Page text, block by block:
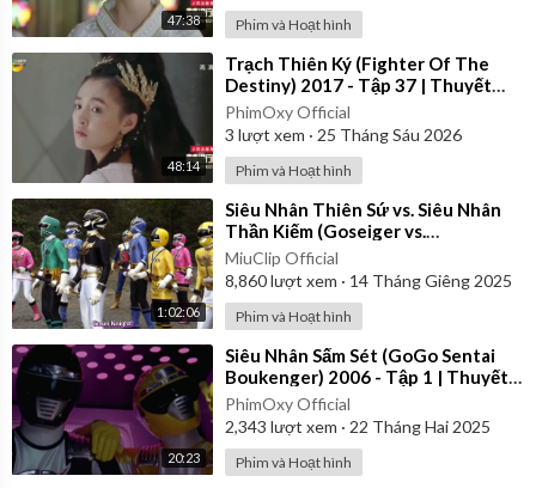
47:38 Phim và Hoạt hình
48:14
⁣Trạch Thiên Ký (Fighter Of The
Destiny) 2017 - Tập 37 | Thuyết
Minh
PhimOxy Official
3 lượt xem · 25 Tháng Sáu 2026
Phim và Hoạt hình
1:02:06
⁣Siêu Nhân Thiên Sứ vs. Siêu Nhân
Thần Kiếm (Goseiger vs.
Shinkenger) | Vietsub
MiuClip Official
8,860lượt xem · 14 Tháng Giêng 2025
Phim và Hoạt hình
20:23
⁣Siêu Nhân Sấm Sét (GoGo Sentai
Boukenger) 2006 - Tập 1 | Thuyết
Minh
PhimOxy Official
2,343 lượt xem · 22 Tháng Hai 2025
Phim và Hoạt hình